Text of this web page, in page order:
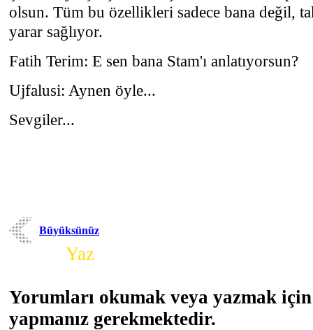
olsun. Tüm bu özellikleri sadece bana değil,
yarar sağlıyor.
Fatih Terim: E sen bana Stam'ı anlatıyorsun?
Ujfalusi: Aynen öyle...
Sevgiler...
Büyüksünüz
Yaz
Yorumları okumak veya yazmak
yapmanız gerekmektedir.